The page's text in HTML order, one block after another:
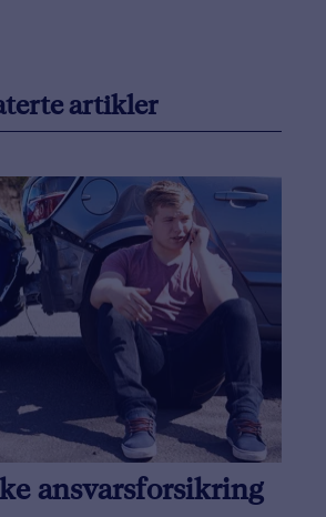
artikler
ansvarsforsikring